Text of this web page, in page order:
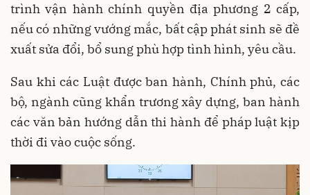
trình vận hành chính quyền địa phương 2 cấp,
nếu có những vướng mắc, bất cập phát sinh sẽ đề
xuất sửa đổi, bổ sung phù hợp tình hình, yêu cầu.
Sau khi các Luật được ban hành, Chính phủ, các
bộ, ngành cũng khẩn trương xây dựng, ban hành
các văn bản hướng dẫn thi hành để pháp luật kịp
thời đi vào cuộc sống.